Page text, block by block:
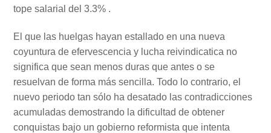
tope salarial del 3.3% .
El que las huelgas hayan estallado en una nueva
coyuntura de efervescencia y lucha reivindicatica no
significa que sean menos duras que antes o se
resuelvan de forma más sencilla. Todo lo contrario, el
nuevo periodo tan sólo ha desatado las contradicciones
acumuladas demostrando la dificultad de obtener
conquistas bajo un gobierno reformista que intenta